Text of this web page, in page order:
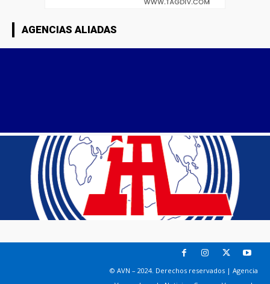
AGENCIAS ALIADAS
© AVN – 2024. Derechos reservados | Agencia